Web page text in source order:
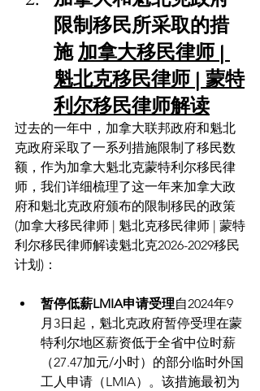
限制移民所采取的措
施 加拿大移民律师 |
魁北克移民律师 | 蒙特
利尔移民律师解读
过去的一年中，加拿大联邦政府和魁北
克政府采取了一系列措施限制了移民数
额，作为加拿大魁北克蒙特利尔移民律
师，我们详细梳理了这一年来加拿大政
府和魁北克政府颁布的限制移民的政策
(加拿大移民律师 | 魁北克移民律师 | 蒙特
利尔移民律师解读魁北克2026-2029移民
计划)：
暂停低薪LMIA申请受理自2024年9
月3日起，魁北克政府暂停受理在蒙
特利尔地区薪资低于全省中位时薪
（27.47加元/小时）的部分临时外国
工人申请（LMIA）。该措施最初为